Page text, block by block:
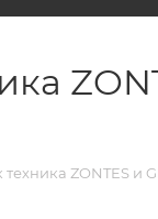
ZONTES и